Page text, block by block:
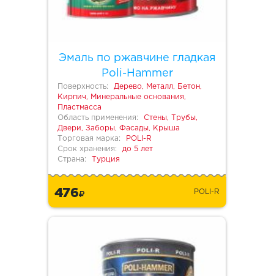
Эмаль по ржавчине гладкая
Poli-Hammer
Поверхность:
Дерево, Металл, Бетон,
Кирпич, Минеральные основания,
Пластмасса
Область применения:
Стены, Трубы,
Двери, Заборы, Фасады, Крыша
Торговая марка:
POLI-R
Срок хранения:
до 5 лет
Страна:
Турция
476 POLI-R